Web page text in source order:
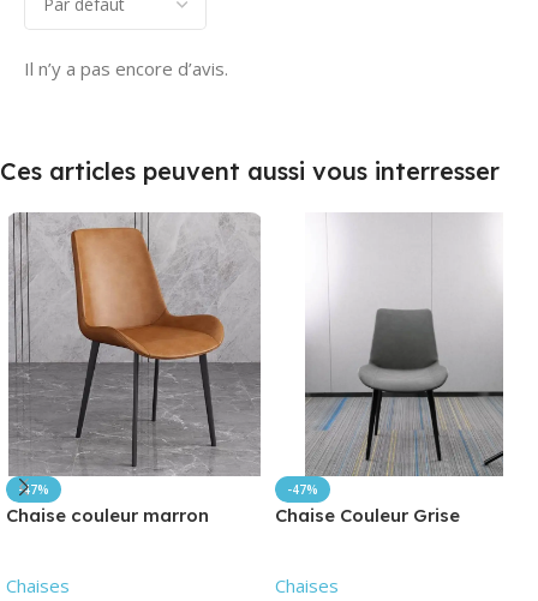
Il n’y a pas encore d’avis.
Ces articles peuvent aussi vous interresser
-47%
Chaise couleur marron
Chaises
-47%
Chaise Couleur Grise
Chaises